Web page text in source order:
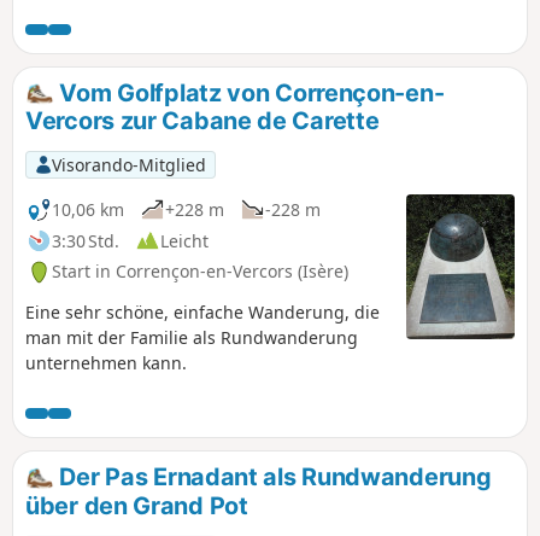
und bietet einen spektakulären Blick auf den wilden
Vercors. Der Aufstieg zur Hütte Combe du Fer vom Parkplatz
aus erfordert ein GPS-Gerät und eine Karte (offline!), da es
viele Wanderwege gibt und die verschiedenen
Abzweigungen hier nicht beschrieben sind.
Vom Golfplatz von Corrençon-en-
Vercors zur Cabane de Carette
Visorando-Mitglied
10,06 km
+228 m
-228 m
3:30 Std.
Leicht
Start in Corrençon-en-Vercors (Isère)
Eine sehr schöne, einfache Wanderung, die
man mit der Familie als Rundwanderung
unternehmen kann.
Der Pas Ernadant als Rundwanderung
über den Grand Pot